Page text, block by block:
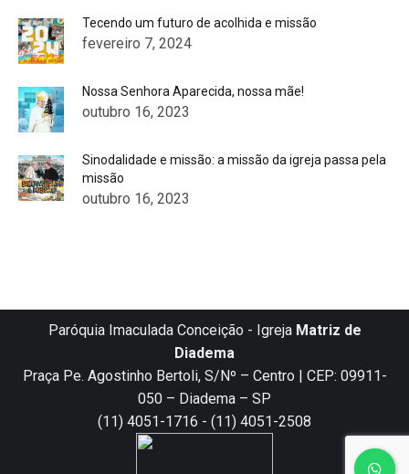
Tecendo um futuro de acolhida e missão
fevereiro 7, 2024
Nossa Senhora Aparecida, nossa mãe!
outubro 16, 2023
Sinodalidade e missão: a missão da igreja passa pela
missão
outubro 16, 2023
Paróquia Imaculada Conceição - Igreja Matriz de
Diadema
Praça Pe. Agostinho Bertoli, S/Nº – Centro | CEP: 09911-
050 – Diadema – SP
(11) 4051-1716 - (11) 4051-2508